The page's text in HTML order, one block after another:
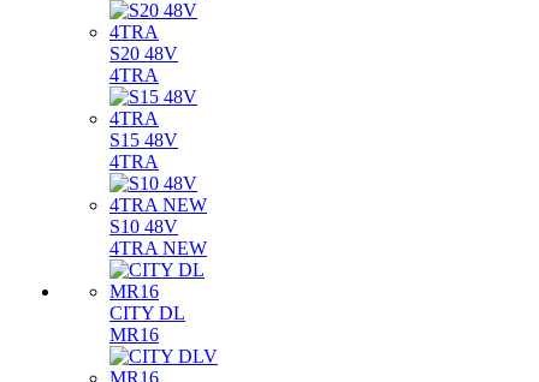
S20 48V
4TRA
S15 48V
4TRA
S10 48V
4TRA NEW
CITY DL
MR16